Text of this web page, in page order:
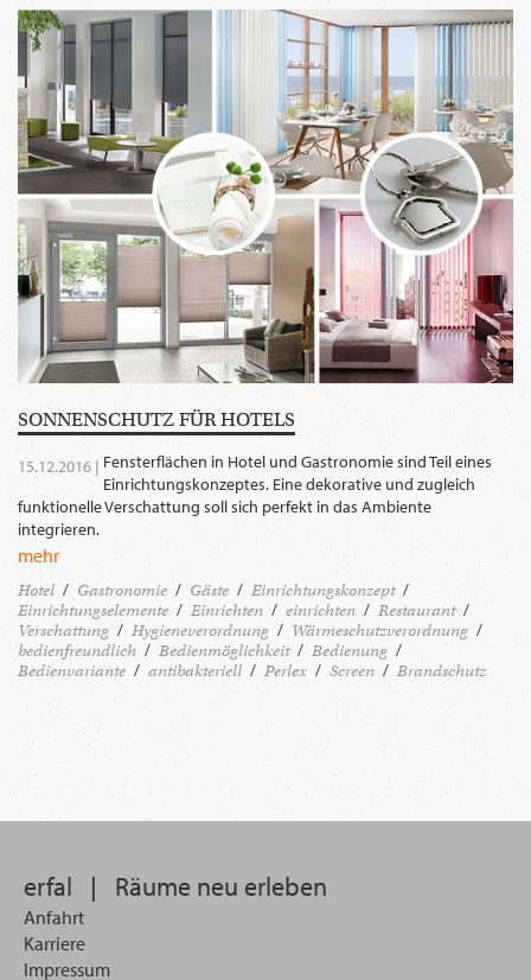
WECHSELN
DE
SONNEN­SCHUTZ FÜR HOTELS
15.12.2016 | Fensterflächen in Hotel und Gastronomie sind Teil eines
Einrichtungskonzeptes. Eine dekorative und zugleich
funktionelle Verschattung soll sich perfekt in das Ambiente
integrieren.
mehr
Hotel Gastronomie Gäste
Einrichtungskonzept
Einrichtungselemente
Einrichten einrichten
Restaurant
Verschattung
Hygieneverordnung
Wärmeschutzverordnung
bedienfreundlich
Bedienmöglichkeit
Bedienung
Bedienvariante
antibakteriell Perlex Screen Brandschutz
erfal | Räume neu erleben
Anfahrt
Karriere
Impressum